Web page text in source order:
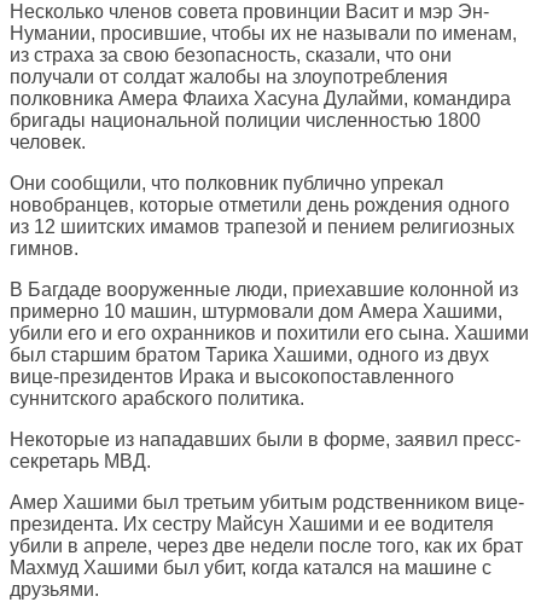
Несколько членов совета провинции Васит и мэр Эн-
Нумании, просившие, чтобы их не называли по именам,
из страха за свою безопасность, сказали, что они
получали от солдат жалобы на злоупотребления
полковника Амера Флаиха Хасуна Дулайми, командира
бригады национальной полиции численностью 1800
человек.
Они сообщили, что полковник публично упрекал
новобранцев, которые отметили день рождения одного
из 12 шиитских имамов трапезой и пением религиозных
гимнов.
В Багдаде вооруженные люди, приехавшие колонной из
примерно 10 машин, штурмовали дом Амера Хашими,
убили его и его охранников и похитили его сына. Хашими
был старшим братом Тарика Хашими, одного из двух
вице-президентов Ирака и высокопоставленного
суннитского арабского политика.
Некоторые из нападавших были в форме, заявил пресс-
секретарь МВД.
Амер Хашими был третьим убитым родственником вице-
президента. Их сестру Майсун Хашими и ее водителя
убили в апреле, через две недели после того, как их брат
Махмуд Хашими был убит, когда катался на машине с
друзьями.